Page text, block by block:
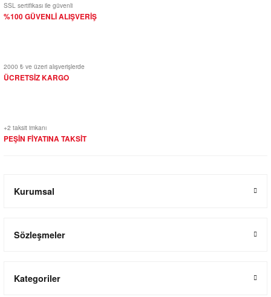
SSL sertifikası ile güvenli
%100 GÜVENLİ ALIŞVERİŞ
2000 ₺ ve üzeri alışverişlerde
ÜCRETSİZ KARGO
+2 taksit imkanı
PEŞİN FİYATINA TAKSİT
Kurumsal
Sözleşmeler
Kategoriler